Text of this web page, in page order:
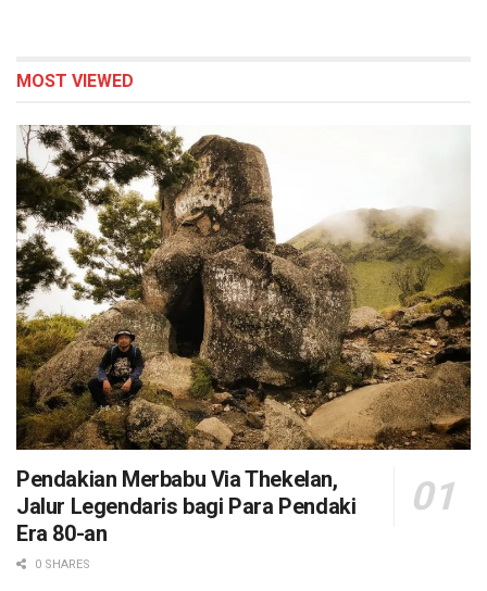
MOST VIEWED
Pendakian Merbabu Via Thekelan,
Jalur Legendaris bagi Para Pendaki
Era 80-an
0 SHARES